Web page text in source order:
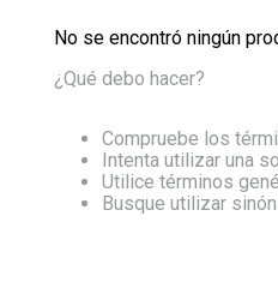
No se encontró ningún
¿Qué debo hacer?
Compruebe los
Intenta utilizar una
Utilice términos
Busque utilizar